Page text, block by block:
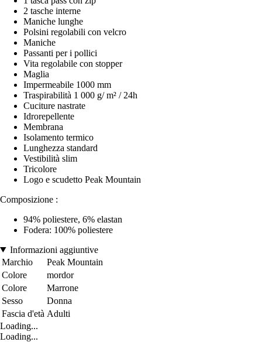
2 tasche interne
Maniche lunghe
Polsini regolabili con velcro
Maniche
Passanti per i pollici
Vita regolabile con stopper
Maglia
Impermeabile 1000 mm
Traspirabilità 1 000 g/ m² / 24h
Cuciture nastrate
Idrorepellente
Membrana
Isolamento termico
Lunghezza standard
Vestibilità slim
Tricolore
Logo e scudetto Peak Mountain
Composizione :
94% poliestere, 6% elastan
Fodera: 100% poliestere
Informazioni aggiuntive
Marchio
Peak Mountain
Colore
mordor
Colore
Marrone
Sesso
Donna
Fascia d'età Adulti
Loading...
Loading...